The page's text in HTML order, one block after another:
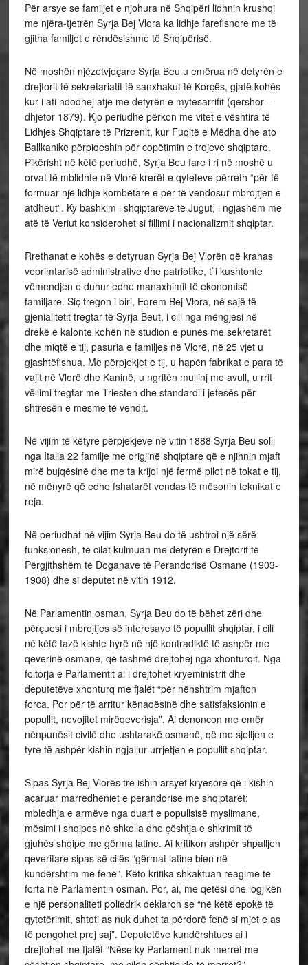
Për arsye se familjet e njohura në Shqipëri lidhnin krushqi
me njëra-tjetrën Syrja Bej Vlora ka lidhje farefisnore me të
gjitha familjet e rëndësishme të Shqipërisë.
Në moshën njëzetvjeçare Syrja Beu u emërua në detyrën e
drejtorit të sekretariatit të sanxhakut të Korçës, gjatë kohës
kur i ati ndodhej atje me detyrën e mytesarrifit (qershor –
dhjetor 1879). Kjo periudhë përkon me vitet e vështira të
Lidhjes Shqiptare të Prizrenit, kur Fuqitë e Mëdha dhe ato
Ballkanike përpiqeshin për copëtimin e trojeve shqiptare.
Pikërisht në këtë periudhë, Syrja Beu fare i ri në moshë u
orvat të mblidhte në Vlorë krerët e qyteteve përreth “për të
formuar një lidhje kombëtare e për të vendosur mbrojtjen e
atdheut”. Ky bashkim i shqiptarëve të Jugut, i ngjashëm me
atë të Veriut konsiderohet si fillimi i nacionalizmit shqiptar.
Rrethanat e kohës e detyruan Syrja Bej Vlorën që krahas
veprimtarisë administrative dhe patriotike, t`i kushtonte
vëmendjen e duhur edhe manaxhimit të ekonomisë
familjare. Siç tregon i biri, Eqrem Bej Vlora, në sajë të
gjenialitetit tregtar të Syrja Beut, i cili nga mëngjesi në
drekë e kalonte kohën në studion e punës me sekretarët
dhe miqtë e tij, pasuria e familjes në Vlorë, në 25 vjet u
gjashtëfishua. Me përpjekjet e tij, u hapën fabrikat e para të
vajit në Vlorë dhe Kaninë, u ngritën mullinj me avull, u rrit
vëllimi tregtar me Triesten dhe standardi i jetesës për
shtresën e mesme të vendit.
Në vijim të këtyre përpjekjeve në vitin 1888 Syrja Beu solli
nga Italia 22 familje me origjinë shqiptare që e njihnin mjaft
mirë bujqësinë dhe me ta krijoi një fermë pilot në tokat e tij,
në mënyrë që edhe fshatarët vendas të mësonin teknikat e
reja.
Në periudhat në vijim Syrja Beu do të ushtroi një sërë
funksionesh, të cilat kulmuan me detyrën e Drejtorit të
Përgjithshëm të Doganave të Perandorisë Osmane (1903-
1908) dhe si deputet në vitin 1912.
Në Parlamentin osman, Syrja Beu do të bëhet zëri dhe
përçuesi i mbrojtjes së interesave të popullit shqiptar, i cili
në këtë fazë kishte hyrë në një kontradiktë të ashpër me
qeverinë osmane, që tashmë drejtohej nga xhonturqit. Nga
foltorja e Parlamentit ai i drejtohet kryeministrit dhe
deputetëve xhonturq me fjalët “për nënshtrim mjafton
forca. Por për të arritur kënaqësinë dhe satisfaksionin e
popullit, nevojitet mirëqeverisja”. Ai denoncon me emër
nënpunësit civilë dhe ushtarakë osmanë, që me sjelljen e
tyre të ashpër kishin ngjallur urrjetjen e popullit shqiptar.
Sipas Syrja Bej Vlorës tre ishin arsyet kryesore që i kishin
acaruar marrëdhëniet e perandorisë me shqiptarët:
mbledhja e armëve nga duart e popullsisë myslimane,
mësimi i shqipes në shkolla dhe çështja e shkrimit të
gjuhës shqipe me gërma latine. Ai kritikon ashpër shpalljen
qeveritare sipas së cilës “gërmat latine bien në
kundërshtim me fenë”. Këto kritika shkaktuan reagime të
forta në Parlamentin osman. Por, ai, me qetësi dhe logjikën
e një personaliteti poliedrik deklaron se “në këtë epokë të
qytetërimit, shteti as nuk duhet ta përdorë fenë si mjet e as
të pengohet prej saj”. Deputetëve kundërshtues ai i
drejtohet me fjalët “Nëse ky Parlament nuk merret me